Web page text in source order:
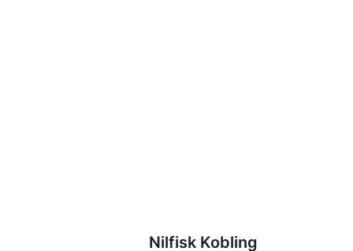
Nilfisk Kobling